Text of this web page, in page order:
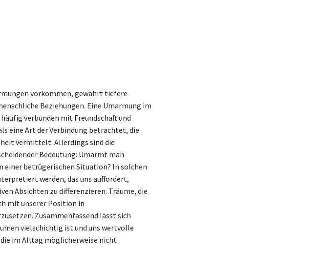
vorkommen, gewährt tiefere
Beziehungen. Eine Umarmung im
verbunden mit Freundschaft und
eine Art der Verbindung betrachtet, die
vermittelt. Allerdings sind die
Bedeutung: Umarmt man
einer betrügerischen Situation? In solchen
werden, das uns auffordert,
Absichten zu differenzieren. Träume, die
mit unserer Position in
Zusammenfassend lässt sich
vielschichtig ist und uns wertvolle
im Alltag möglicherweise nicht